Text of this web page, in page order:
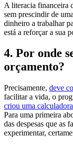
A literacia financeira
sem prescindir de
dinheiro a trabalhar
está a reforçar a sua
4. Por onde
orçamento?
Precisamente, deve
facilitar a vida, o
criou uma
Para uma primeira
das despesas que as
experimentar,